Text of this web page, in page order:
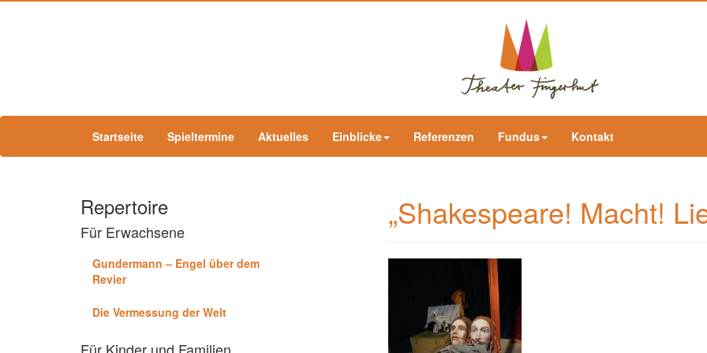
Startseite Spieltermine Aktuelles Einblicke Referenzen Fundus Kontakt
Repertoire
Für Erwachsene
Gundermann – Engel über dem
Revier
Die Vermessung der Welt
„Shakespeare! Macht!